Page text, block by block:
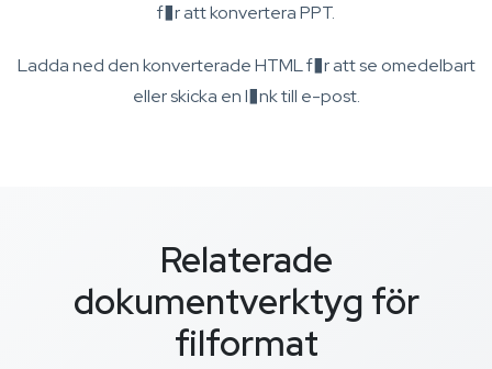
f�r att konvertera PPT.
Ladda ned den konverterade HTML f�r att se omedelbart
eller skicka en l�nk till e-post.
Relaterade
dokumentverktyg för
filformat